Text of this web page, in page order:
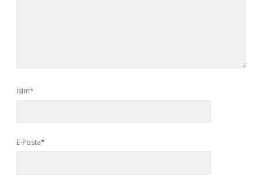
İsim*
E-Posta*